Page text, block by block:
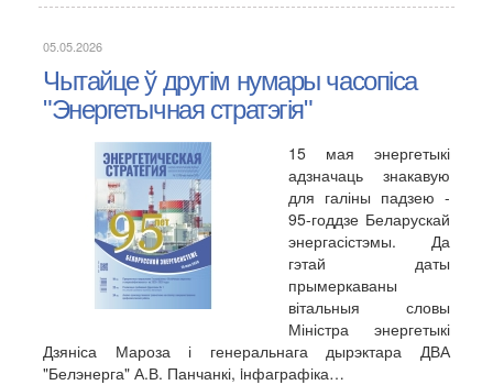
05.05.2026
Чытайце ў другім нумары часопіса
"Энергетычная стратэгія"
15 мая энергетыкі
адзначаць знакавую
для галіны падзею -
95-годдзе Беларускай
энергасістэмы. Да
гэтай даты
прымеркаваны
вітальныя словы
Міністра энергетыкі
Дзяніса Мароза і генеральнага дырэктара ДВА
"Белэнерга" А.В. Панчанкі, iнфаграфіка…